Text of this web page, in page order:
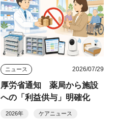
ニュース 2026/07/29
厚労省通知 薬局から施設
への「利益供与」明確化
2026年 ケアニュース